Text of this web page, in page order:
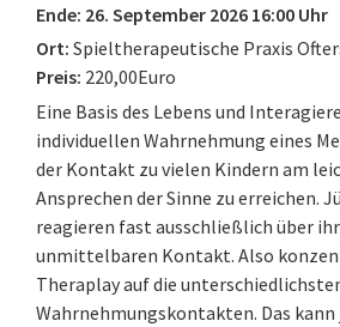
Ende: 26. September 2026 16:00 Uhr
Ort: Spieltherapeutische Praxis
Preis: 220,00Euro
Eine Basis des Lebens und
individuellen Wahrnehmung eines
der Kontakt zu vielen Kindern am
Ansprechen der Sinne zu erreichen.
reagieren fast ausschließlich über
unmittelbaren Kontakt. Also
Theraplay auf die
Wahrnehmungskontakten. Das kann